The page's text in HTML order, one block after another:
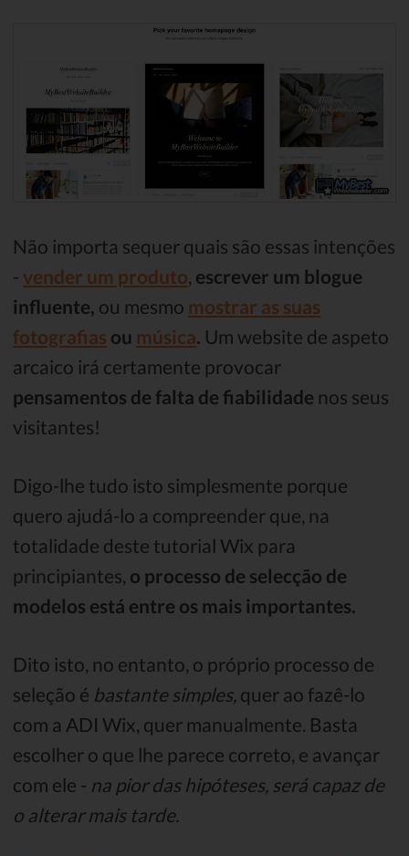
Não importa sequer quais são essas intenções
- vender um produto escrever um blogue
influente, ou mesmo mostrar as suas
fotografias ou música. Um website de aspeto
arcaico irá certamente provocar
pensamentos de falta de fiabilidade nos seus
visitantes!
Digo-lhe tudo isto simplesmente porque
quero ajudá-lo a compreender que, na
totalidade deste tutorial Wix para
principiantes, o processo de selecção de
modelos está entre os mais importantes.
Dito isto, no entanto, o próprio processo de
seleção é bastante simples, quer ao fazê-lo
com a ADI Wix, quer manualmente. Basta
escolher o que lhe parece correto, e avançar
com ele - na pior das hipóteses, será capaz de
o alterar mais tarde.